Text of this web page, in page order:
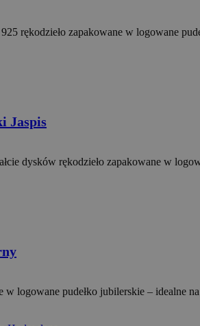
rękodzieło zapakowane w logowane
Jaspis
dysków rękodzieło zapakowane w
w logowane pudełko jubilerskie – idealne